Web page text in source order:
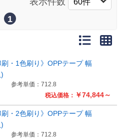
1
税込価格： ￥74,844～
刷・1色刷り》OPPテープ 幅
参考単価：712.8
刷・2色刷り》OPPテープ 幅
参考単価：712.8